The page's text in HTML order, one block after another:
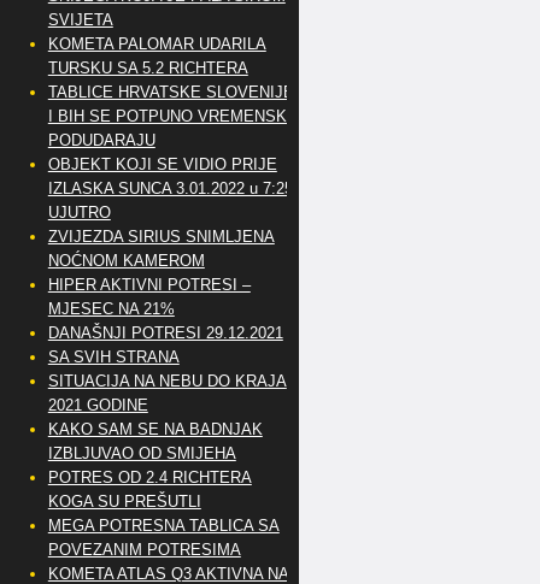
SVIJETA
KOMETA PALOMAR UDARILA
TURSKU SA 5.2 RICHTERA
TABLICE HRVATSKE SLOVENIJE
I BIH SE POTPUNO VREMENSKI
PODUDARAJU
OBJEKT KOJI SE VIDIO PRIJE
IZLASKA SUNCA 3.01.2022 u 7:25
UJUTRO
ZVIJEZDA SIRIUS SNIMLJENA
NOĆNOM KAMEROM
HIPER AKTIVNI POTRESI –
MJESEC NA 21%
DANAŠNJI POTRESI 29.12.2021
SA SVIH STRANA
SITUACIJA NA NEBU DO KRAJA
2021 GODINE
KAKO SAM SE NA BADNJAK
IZBLJUVAO OD SMIJEHA
POTRES OD 2.4 RICHTERA
KOGA SU PREŠUTLI
MEGA POTRESNA TABLICA SA
POVEZANIM POTRESIMA
KOMETA ATLAS Q3 AKTIVNA NA